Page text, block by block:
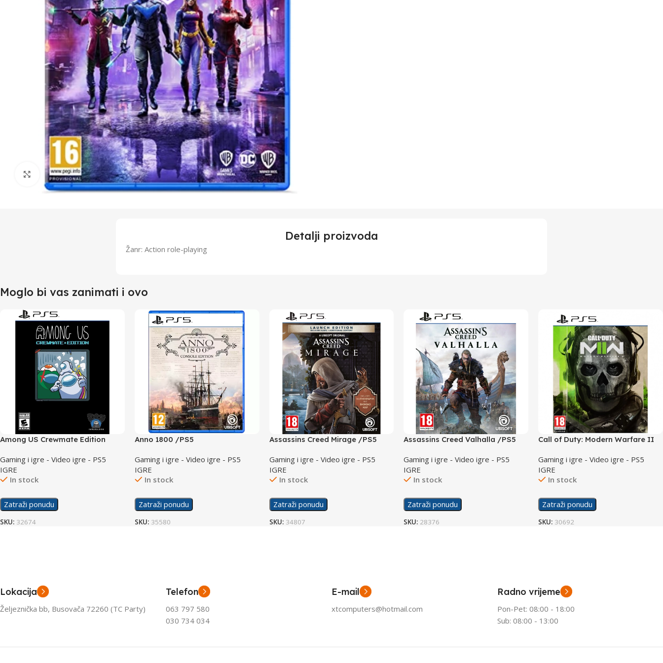
Click to enlarge
Detalji proizvoda
Žanr: Action role-playing
Moglo bi vas zanimati i ovo
Among US Crewmate Edition
Gaming i igre - Video igre - PS5
IGRE
In stock
Zatraži ponudu
SKU: 32674
Anno 1800 /PS5
Gaming i igre - Video igre - PS5
IGRE
In stock
Zatraži ponudu
SKU: 35580
Assassins Creed Mirage /PS5
Gaming i igre - Video igre - PS5
IGRE
In stock
Zatraži ponudu
SKU: 34807
Assassins Creed Valhalla /PS5
Gaming i igre - Video igre - PS5
IGRE
In stock
Zatraži ponudu
SKU: 28376
Call of Duty: Modern Warfare II
Gaming i igre - Video igre - PS5
IGRE
In stock
Zatraži ponudu
SKU: 30692
Lokacija
Željeznička bb, Busovača 72260 (TC Party)
Telefon
063 797 580
030 734 034
E-mail
xtcomputers@hotmail.com
Radno vrijeme
Pon-Pet: 08:00 - 18:00
Sub: 08:00 - 13:00